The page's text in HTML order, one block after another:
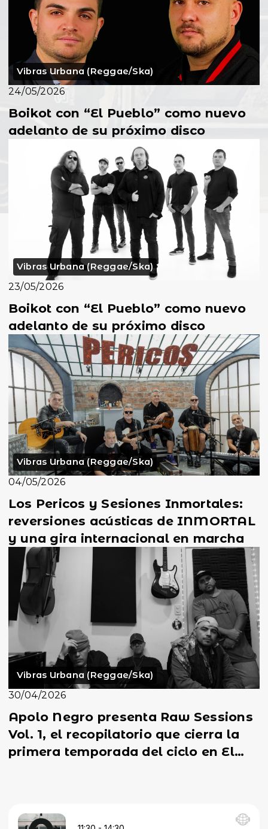
Vibras Urbana (Reggae/Ska)
24/05/2026
Boikot con “El Pueblo” como nuevo
adelanto de su próximo disco
Vibras Urbana (Reggae/Ska)
23/05/2026
Boikot con “El Pueblo” como nuevo
adelanto de su próximo disco
Vibras Urbana (Reggae/Ska)
04/05/2026
Los Pericos y Sesiones Inmortales:
reversiones acústicas de INMORTAL
y una gira internacional en marcha
Vibras Urbana (Reggae/Ska)
30/04/2026
Apolo Negro presenta Raw Sessions
Vol. 1, el recopilatorio que cierra la
primera temporada del ciclo en El